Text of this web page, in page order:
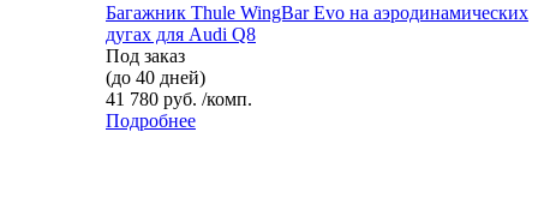
Багажник Thule WingBar Evo на аэродинамических
дугах для Audi Q8
Под заказ
(до 40 дней)
41 780 руб. /комп.
Подробнее